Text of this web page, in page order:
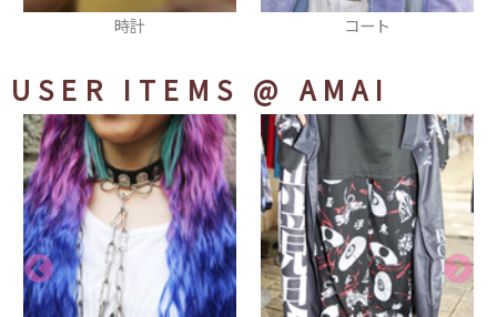
コート ピカチュウ 総柄バックパッ
USER ITEMS @ AMAI